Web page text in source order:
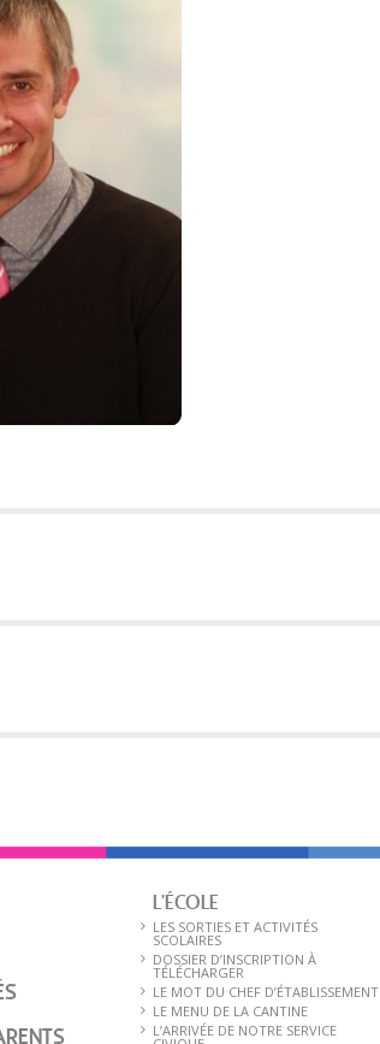
L'ÉCOLE
LES SORTIES ET ACTIVITÉS
SCOLAIRES
DOSSIER D’INSCRIPTION À
TÉLÉCHARGER
LE MOT DU CHEF D’ÉTABLISSEMENT
LE MENU DE LA CANTINE
L’ARRIVÉE DE NOTRE SERVICE